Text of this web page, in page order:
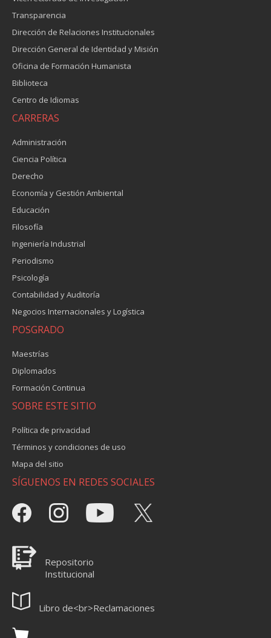
Transparencia
Dirección de Relaciones Institucionales
Dirección General de Identidad y Misión
Oficina de Formación Humanista
Biblioteca
Centro de Idiomas
CARRERAS
Administración
Ciencia Política
Derecho
Economía y Gestión Ambiental
Educación
Filosofía
Ingeniería Industrial
Periodismo
Psicología
Contabilidad y Auditoría
Negocios Internacionales y Logística
POSGRADO
Maestrías
Diplomados
Formación Continua
SOBRE ESTE SITIO
Política de privacidad
Términos y condiciones de uso
Mapa del sitio
SÍGUENOS EN REDES SOCIALES
Repositorio
Institucional
Libro de<br>Reclamaciones